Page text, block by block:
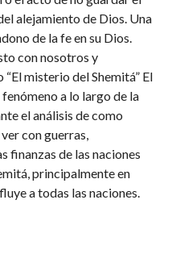
alejamiento de Dios. Una
de la fe en su Dios.
con nosotros y
misterio del Shemitá” El
a lo largo de la
el análisis de como
con guerras,
finanzas de las naciones
principalmente en
a todas las naciones.